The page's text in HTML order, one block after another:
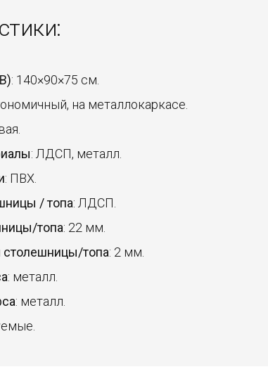
: 140×90×75 см.
на металлокаркасе.
: ЛДСП, металл.
: ПВХ.
/ топа: ЛДСП.
топа: 22 мм.
топа: 2 мм.
: металл.
: металл.